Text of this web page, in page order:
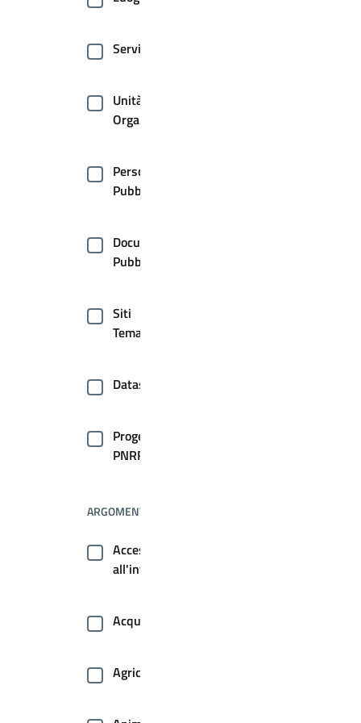
Servizi
Unità
Organizzative
Persone
Pubbliche
Documenti
Pubblici
Siti
Tematici
Dataset
Progetti
PNRR
ARGOMENTI
Accesso
all'informazione
Acqua
Agricoltura